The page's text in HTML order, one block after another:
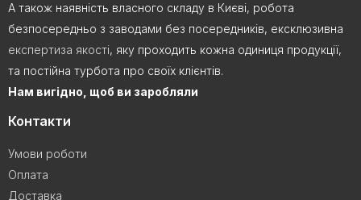
А також наявність власного складу в Києві, робота
безпосередньо з заводами без посередників, ексклюзивна
експертиза якості, яку проходить кожна одиниця продукції,
та постійна турбота про своїх клієнтів.
Нам вигідно, щоб ви заробляли
Контакти
Умови роботи
Оплата
Доставка